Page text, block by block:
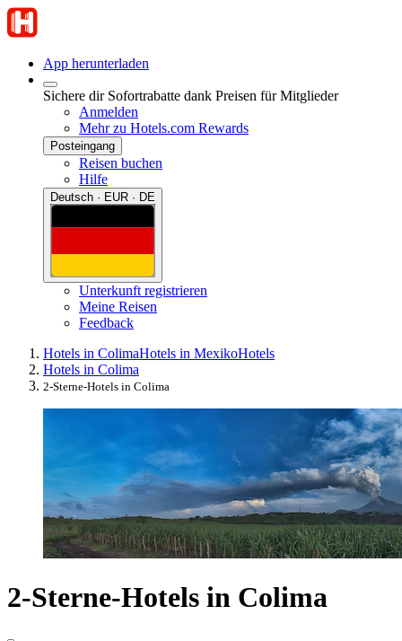
App herunterladen
Sichere dir Sofortrabatte dank Preisen für Mitglieder
Anmelden
Mehr zu Hotels.com Rewards
Posteingang
Reisen buchen
Hilfe
Deutsch · EUR · DE
Unterkunft registrieren
Meine Reisen
Feedback
Hotels in ColimaHotels in MexikoHotels
Hotels in Colima
2-Sterne-Hotels in Colima
2-Sterne-Hotels in Colima